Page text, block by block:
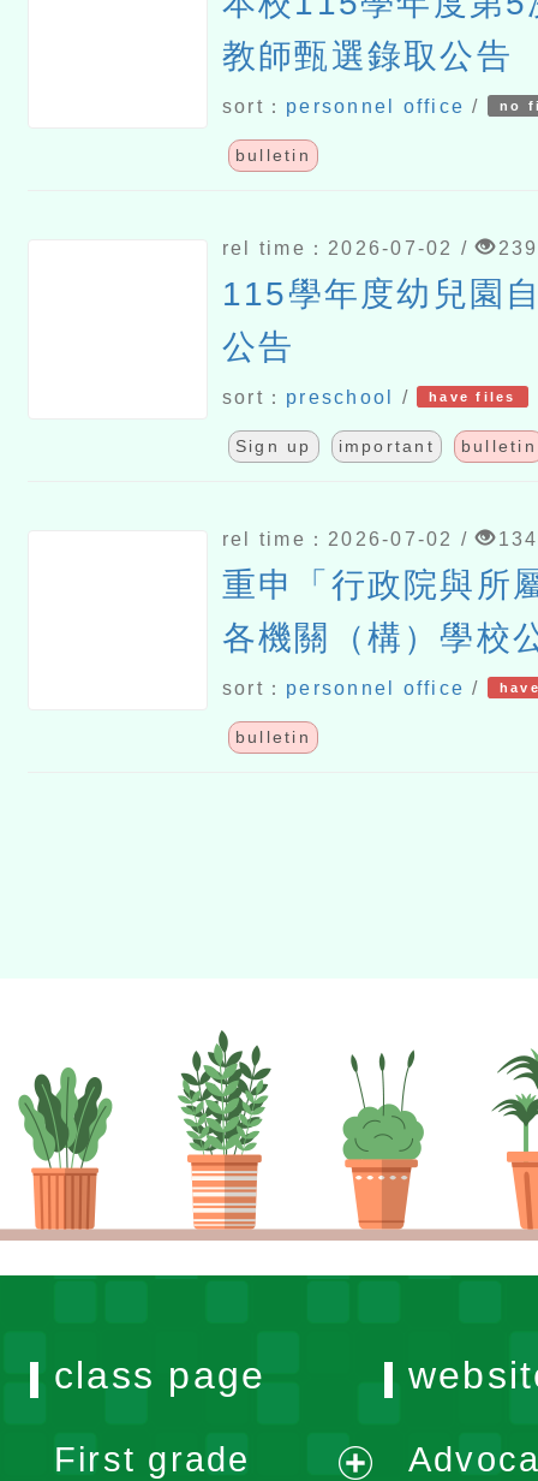
教師甄選錄取公告
sort： personnel office / no
bulletin
rel time：2026-07-02 / 239
115學年度幼兒園
公告
sort： preschool / have files
Sign up important bulletin
rel time：2026-07-02 / 134
重申「行政院與所
各機關（構）學校
（規）赴陸建議懲
「行政院與所屬各
sort： personnel office /
bulletin
class page
First grade